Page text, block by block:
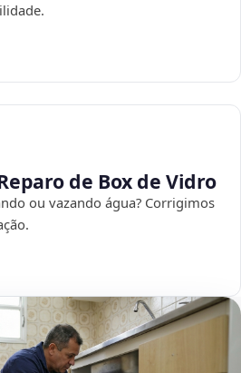
de Box de Vidro
ou vazando água? Corrigimos